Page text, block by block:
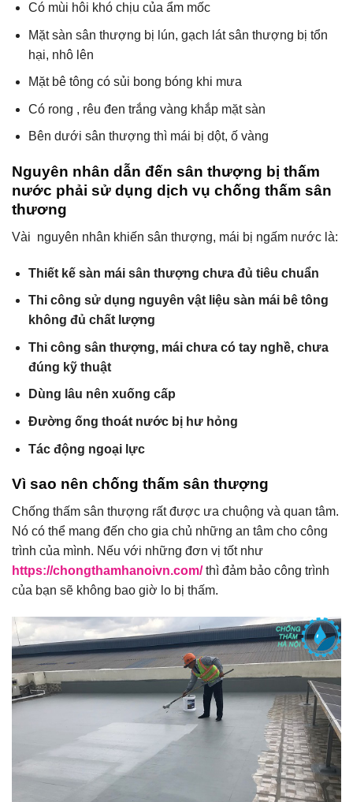
Có mùi hôi khó chịu của ẩm mốc
Mặt sàn sân thượng bị lún, gạch lát sân thượng bị tổn
hại, nhô lên
Mặt bê tông có sủi bong bóng khi mưa
Có rong , rêu đen trắng vàng khắp mặt sàn
Bên dưới sân thượng thì mái bị dột, ố vàng
Nguyên nhân dẫn đến sân thượng bị thấm
nước phải sử dụng dịch vụ chống thấm sân
thương
Vài nguyên nhân khiến sân thượng, mái bị ngấm nước là:
Thiết kế sàn mái sân thượng chưa đủ tiêu chuẩn
Thi công sử dụng nguyên vật liệu sàn mái bê tông
không đủ chất lượng
Thi công sân thượng, mái chưa có tay nghề, chưa
đúng kỹ thuật
Dùng lâu nên xuống cấp
Đường ống thoát nước bị hư hỏng
Tác động ngoại lực
Vì sao nên chống thấm sân thượng
Chống thấm sân thượng rất được ưa chuộng và quan tâm.
Nó có thể mang đến cho gia chủ những an tâm cho công
trình của mình. Nếu với những đơn vị tốt như
https://chongthamhanoivn.com/thì đảm bảo công trình
của bạn sẽ không bao giờ lo bị thấm.